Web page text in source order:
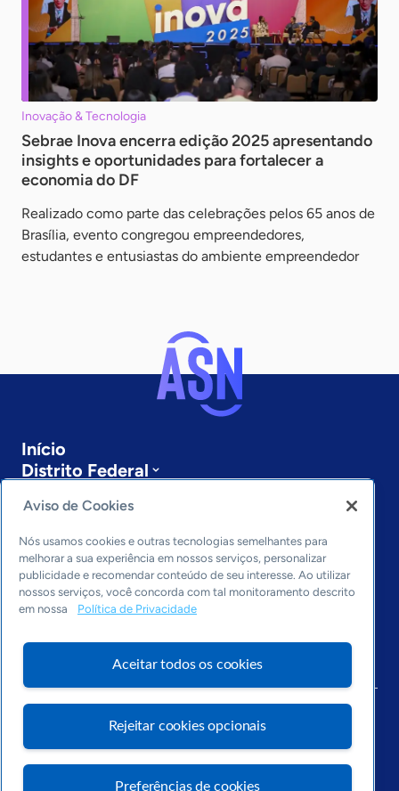
Inovação & Tecnologia
Sebrae Inova encerra edição 2025 apresentando
insights e oportunidades para fortalecer a
economia do DF
Realizado como parte das celebrações pelos 65 anos de
Brasília, evento congregou empreendedores,
estudantes e entusiastas do ambiente empreendedor
Início
Distrito Federal
Últimas notícias
Entre em contato
Editorias
Economia & Política
Inovação & Tecnologia
Aviso de Cookies
Nós usamos cookies e outras tecnologias semelhantes para
melhorar a sua experiência em nossos serviços, personalizar
publicidade e recomendar conteúdo de seu interesse. Ao utilizar
nossos serviços, você concorda com tal monitoramento descrito
em nossa
Política de Privacidade
Aceitar todos os cookies
Rejeitar cookies opcionais
Preferências de cookies